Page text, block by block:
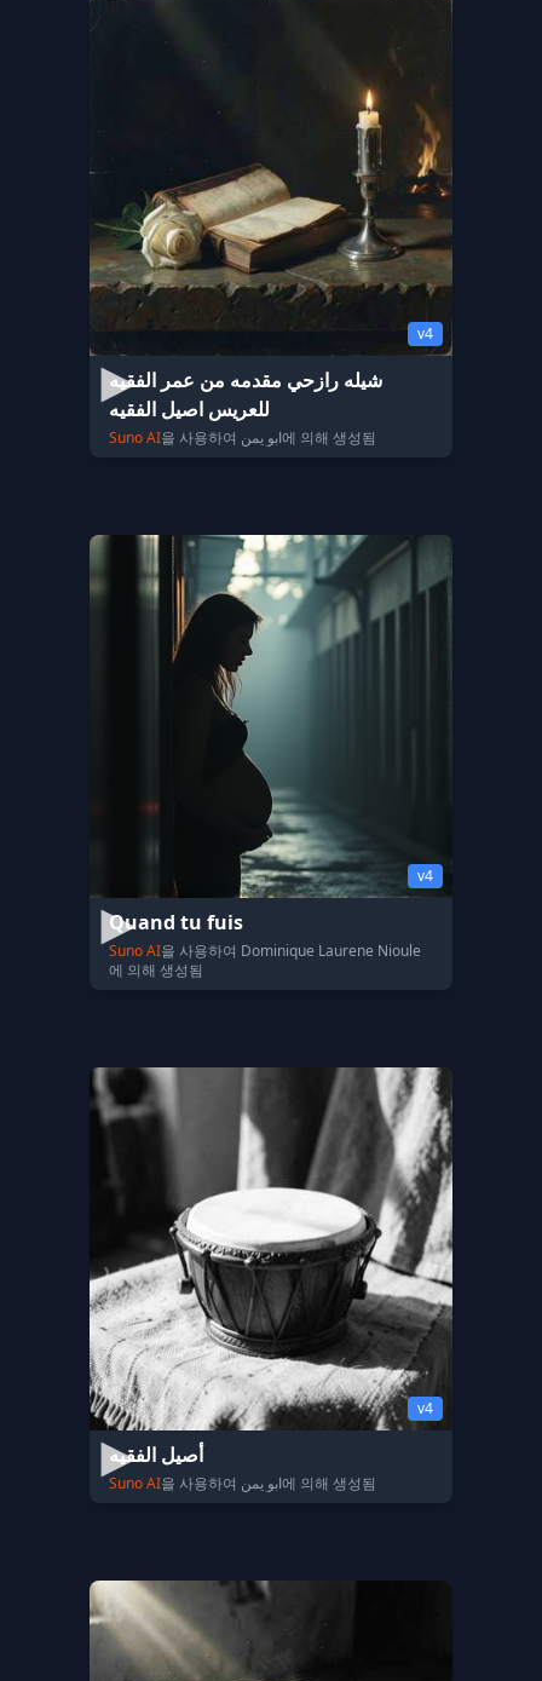
v4
شيله رازحي مقدمه من عمر الفقيه
للعريس اصيل الفقيه
Suno AI 을 사용하여 ابو يمن에 의해 생성됨
v4
Quand tu fuis
Suno AI을 사용하여 Dominique Laurene Nioule
에 의해 생성됨
v4
أصيل الفقيه
Suno AI 을 사용하여 ابو يمن에 의해 생성됨